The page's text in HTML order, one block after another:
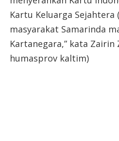
Kartu Keluarga Sejahtera
masyarakat Samarinda
Kartanegara,” kata Zairin
humasprov kaltim)